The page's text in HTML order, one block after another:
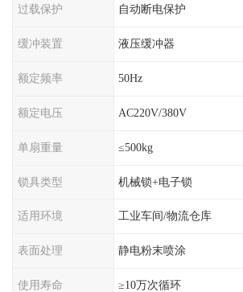
过载保护 自动断电保护
缓冲装置 液压缓冲器
额定频率 50Hz
额定电压 AC220V/380V
单扇重量 ≤500kg
锁具类型 机械锁+电子锁
适用环境 工业车间/物流仓库
表面处理 静电粉末喷涂
使用寿命 ≥10万次循环